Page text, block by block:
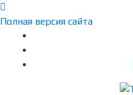
Полная версия сайта